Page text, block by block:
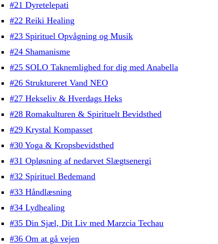
#21 Dyretelepati
#22 Reiki Healing
#23 Spirituel Opvågning og Musik
#24 Shamanisme
#25 SOLO Taknemlighed for dig med Anabella
#26 Struktureret Vand NEO
#27 Hekseliv & Hverdags Heks
#28 Romakulturen & Spirituelt Bevidsthed
#29 Krystal Kompasset
#30 Yoga & Kropsbevidsthed
#31 Opløsning af nedarvet Slægtsenergi
#32 Spirituel Bedemand
#33 Håndlæsning
#34 Lydhealing
#35 Din Sjæl, Dit Liv med Marzcia Techau
#36 Om at gå vejen